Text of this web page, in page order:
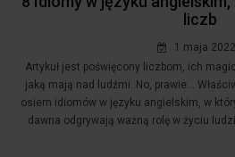
liczb
1 maja 2022
Artykuł jest poświęcony liczbom, ich
jaką mają nad ludźmi. No, prawie...
osiem idiomów w języku angielskim, w
dawna odgrywają ważną rolę w życiu